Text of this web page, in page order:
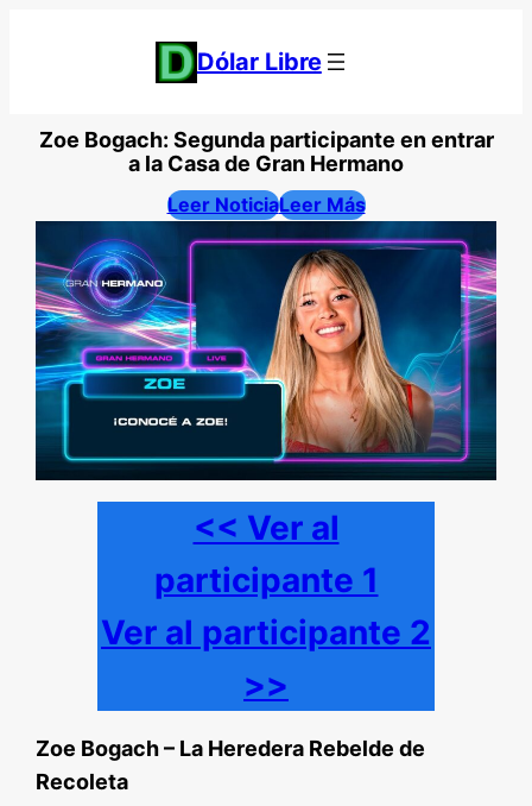
Dólar Libre
Zoe Bogach: Segunda participante en entrar
a la Casa de Gran Hermano
Leer NoticiaLeer Más
<< Ver al
participante 1
Ver al participante 2
>>
Zoe Bogach – La Heredera Rebelde de
Recoleta